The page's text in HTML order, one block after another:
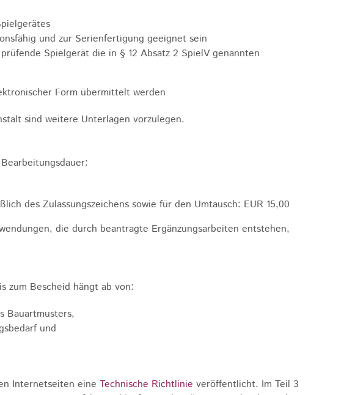
und zur Serienfertigung geeignet sein
Spielgerät die in § 12 Absatz 2 SpielV genannten
Form übermittelt werden
sind weitere Unterlagen vorzulegen.
des Zulassungszeichens sowie für den Umtausch: EUR 15,00
die durch beantragte Ergänzungsarbeiten entstehen,
zum Bescheid hängt ab von:
Bauartmusters,
und
Internetseiten eine Technische Richtlinie veröffentlicht. Im Teil 3